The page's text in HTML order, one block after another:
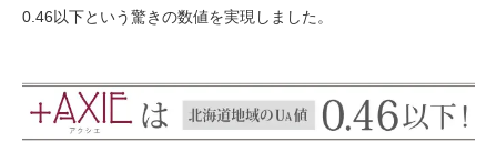
0.46以下という驚きの数値を実現しました。